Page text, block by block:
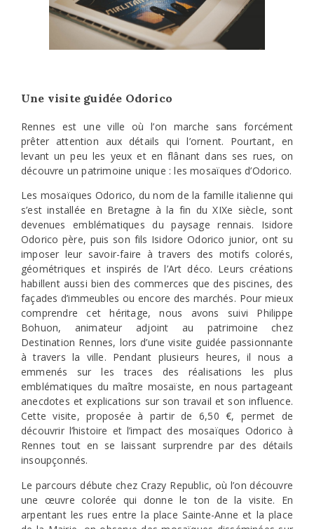
Une visite guidée Odorico
Rennes est une ville où l’on marche sans forcément
prêter attention aux détails qui l’ornent. Pourtant, en
levant un peu les yeux et en flânant dans ses rues, on
découvre un patrimoine unique : les mosaïques d’Odorico.
Les mosaïques Odorico, du nom de la famille italienne qui
s’est installée en Bretagne à la fin du XIXe siècle, sont
devenues emblématiques du paysage rennais. Isidore
Odorico père, puis son fils Isidore Odorico junior, ont su
imposer leur savoir-faire à travers des motifs colorés,
géométriques et inspirés de l’Art déco. Leurs créations
habillent aussi bien des commerces que des piscines, des
façades d’immeubles ou encore des marchés. Pour mieux
comprendre cet héritage, nous avons suivi Philippe
Bohuon, animateur adjoint au patrimoine chez
Destination Rennes, lors d’une visite guidée passionnante
à travers la ville. Pendant plusieurs heures, il nous a
emmenés sur les traces des réalisations les plus
emblématiques du maître mosaïste, en nous partageant
anecdotes et explications sur son travail et son influence.
Cette visite, proposée à partir de 6,50 €, permet de
découvrir l’histoire et l’impact des mosaïques Odorico à
Rennes tout en se laissant surprendre par des détails
insoupçonnés.
Le parcours débute chez Crazy Republic, où l’on découvre
une œuvre colorée qui donne le ton de la visite. En
arpentant les rues entre la place Sainte-Anne et la place